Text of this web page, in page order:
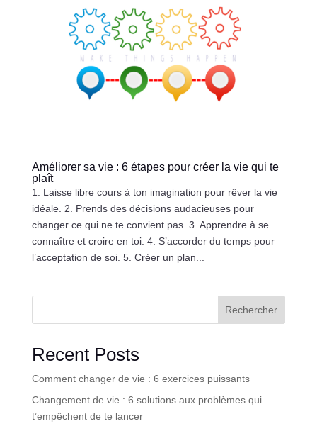
Améliorer sa vie : 6 étapes pour créer la vie qui te
plaît
1. Laisse libre cours à ton imagination pour rêver la vie
idéale. 2. Prends des décisions audacieuses pour
changer ce qui ne te convient pas. 3. Apprendre à se
connaître et croire en toi. 4. S’accorder du temps pour
l’acceptation de soi. 5. Créer un plan...
Rechercher
Recent Posts
Comment changer de vie : 6 exercices puissants
Changement de vie : 6 solutions aux problèmes qui
t’empêchent de te lancer